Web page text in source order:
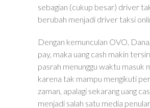
sebagian (cukup besar) driver
berubah menjadi driver taksi
Dengan kemunculan OVO,
pay, maka uang cash makin
pasrah menunggu waktu masuk
karena tak mampu mengikuti
zaman, apalagi sekarang uang
menjadi salah satu media